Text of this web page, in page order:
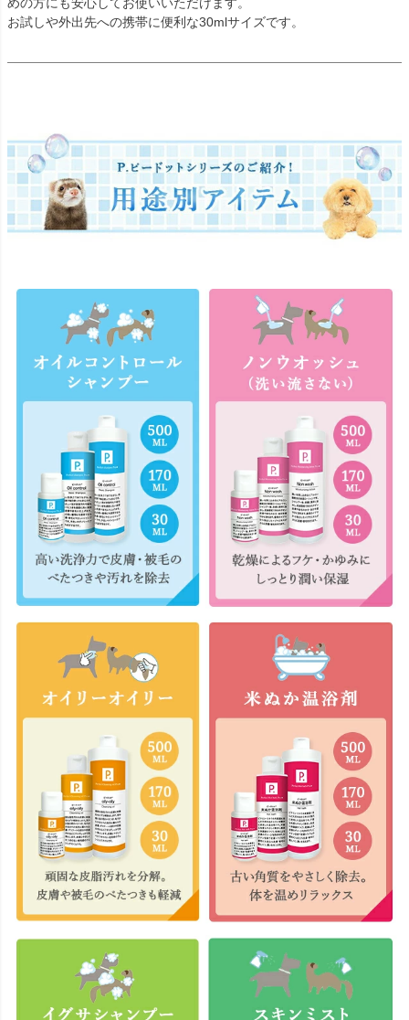
お試しや外出先への携帯に便利な30mlサイズです。